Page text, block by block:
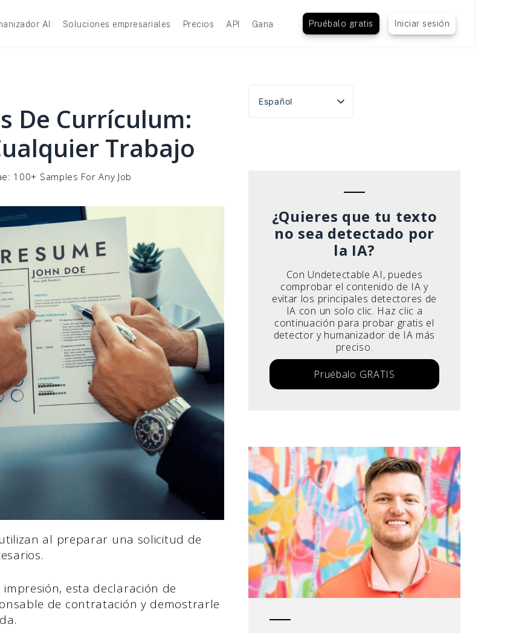
AI Soluciones empresariales Precios API Gana Pruébalo gratis Iniciar sesión
De Currículum:
Trabajo
100+ Samples For Any Job
al preparar una solicitud de
esta declaración de
de contratación y demostrarle
Español
English
¿Quieres que tu texto
no sea detectado por
la IA?
Con Undetectable AI, puedes
comprobar el contenido de IA y
evitar los principales detectores de
IA con un solo clic. Haz clic a
continuación para probar gratis el
detector y humanizador de IA más
preciso.
Pruébalo GRATIS